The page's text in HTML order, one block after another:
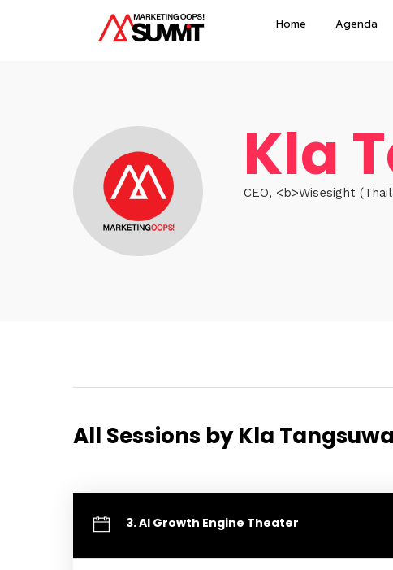
Home Agenda
Kla
CEO, <b>Wisesight
All Sessions by Kla
3. AI Growth Engine Theater